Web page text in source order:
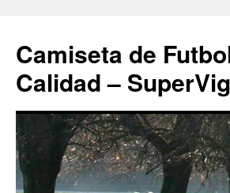
Camiseta de
Calidad –